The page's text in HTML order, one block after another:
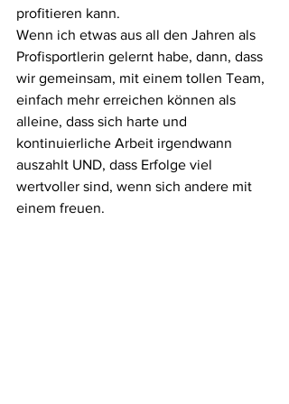
profitieren kann.
Wenn ich etwas aus all den Jahren als
Profisportlerin gelernt habe, dann, dass
wir gemeinsam, mit einem tollen Team,
einfach mehr erreichen können als
alleine, dass sich harte und
kontinuierliche Arbeit irgendwann
auszahlt UND, dass Erfolge viel
wertvoller sind, wenn sich andere mit
einem freuen.